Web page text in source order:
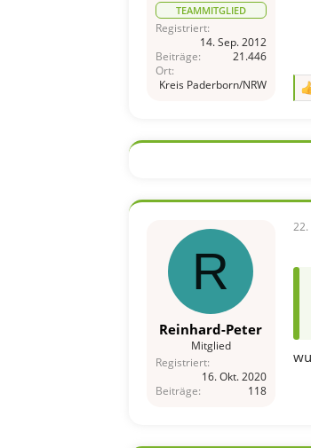
TEAMMITGLIED
Registriert
14. Sep. 2012
Beiträge
21.446
Ort
Kreis Paderborn/NRW
R
e
n
:
R
Reinhard-Peter
Mitglied
Registriert
16. Okt. 2020
Beiträge
118
22.